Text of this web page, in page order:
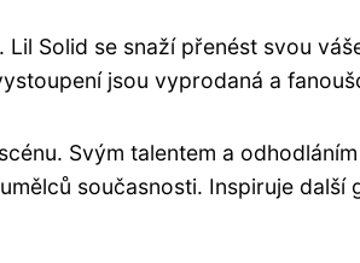
Solid se snaží přenést svou
jsou vyprodaná a
Svým talentem a
současnosti. Inspiruje další